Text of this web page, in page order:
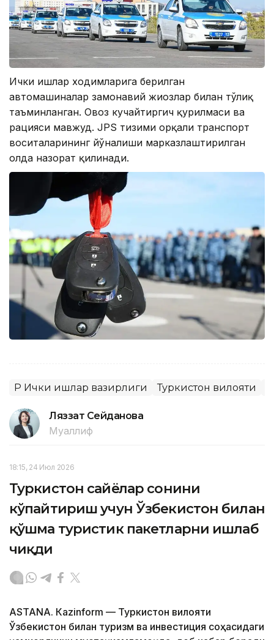
Ички ишлар ходимларига берилган
автомашиналар замонавий жиҳозлар билан тўлиқ
таъминланган. Овоз кучайтиргич қурилмаси ва
рацияси мавжуд. JPS тизими орқали транспорт
воситаларининг йўналиши марказлаштирилган
ҳолда назорат қилинади.
ҚР Ички ишлар вазирлиги Туркистон вилояти
Ляззат Сейданова
Муаллиф
18:15, 24 Июл 2026
Туркистон сайёҳлар сонини
кўпайтириш учун Ўзбекистон билан
қўшма туристик пакетларни ишлаб
чиқди
ASTANА. Кazinform — Туркистон вилояти
Ўзбекистон билан туризм ва инвестиция соҳасидаги